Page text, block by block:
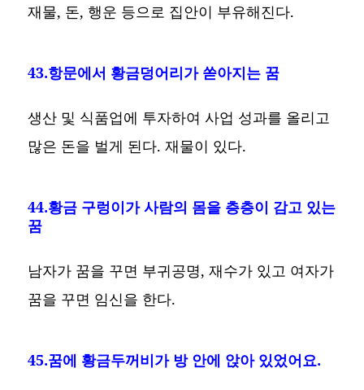
재물, 돈, 행운 등으로 집안이 부유해진다.
43.항문에서 황금덩어리가 쏟아지는 꿈
생산 및 식품업에 투자하여 사업 성과를 올리고
많은 돈을 벌게 된다. 재물이 있다.
44.황금 구렁이가 사람의 몸을 층층이 감고 있는
꿈
남자가 꿈을 꾸면 부귀공명, 재수가 있고 여자가
꿈을 꾸면 임신을 한다.
45.꿈에 황금두꺼비가 방 안에 앉아 있었어요.